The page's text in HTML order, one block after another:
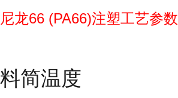
尼龙66 (PA66)注塑工艺参数
料简温度